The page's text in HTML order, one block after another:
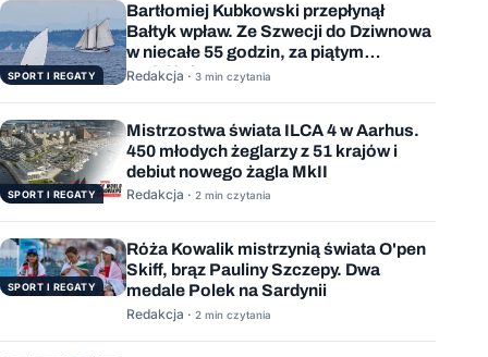
SPORT I REGATY
Bartłomiej Kubkowski przepłynął
Bałtyk wpław. Ze Szwecji do Dziwnowa
w niecałe 55 godzin, za piątym
podejściem
Redakcja · 3 min czytania
SPORT I REGATY
Mistrzostwa świata ILCA 4 w Aarhus.
450 młodych żeglarzy z 51 krajów i
debiut nowego żagla MkII
Redakcja · 2 min czytania
SPORT I REGATY
Róża Kowalik mistrzynią świata O'pen
Skiff, brąz Pauliny Szczepy. Dwa
medale Polek na Sardynii
Redakcja · 2 min czytania